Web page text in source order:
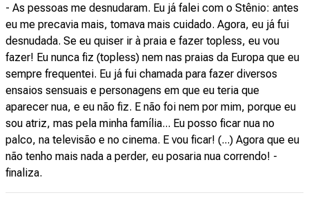
- As pessoas me desnudaram. Eu já falei com o Stênio: antes
eu me precavia mais, tomava mais cuidado. Agora, eu já fui
desnudada. Se eu quiser ir à praia e fazer topless, eu vou
fazer! Eu nunca fiz (topless) nem nas praias da Europa que eu
sempre frequentei. Eu já fui chamada para fazer diversos
ensaios sensuais e personagens em que eu teria que
aparecer nua, e eu não fiz. E não foi nem por mim, porque eu
sou atriz, mas pela minha família... Eu posso ficar nua no
palco, na televisão e no cinema. E vou ficar! (...) Agora que eu
não tenho mais nada a perder, eu posaria nua correndo! -
finaliza.